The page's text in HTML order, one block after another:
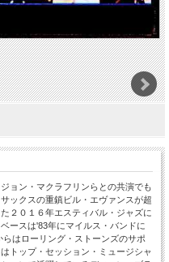
ョン・マクラフリンらとの共演でも
ックスの重鎮ビル・エヴァンスが超
２０１６年エスティバル・ジャズに
ースは'83年にマイルス・バンドに
はローリング・ストーンズのサポ
トップ・セッション・ミュージシャ